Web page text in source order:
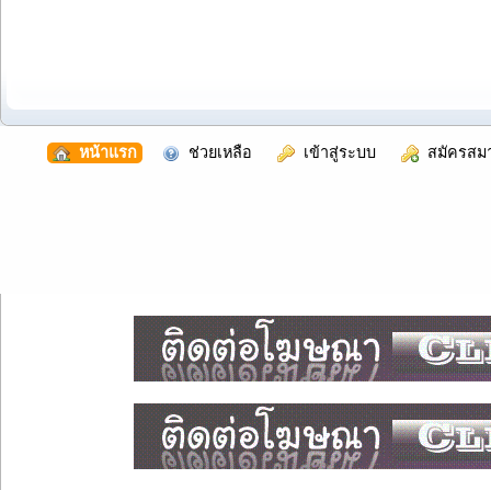
หน้าแรก ช่วยเหลือ เข้าสู่ระบบ สมัครสม